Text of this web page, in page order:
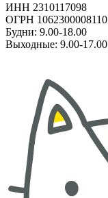
ИНН 2310117098
ОГРН 1062300008110
Будни: 9.00-18.00
Выходные: 9.00-17.00